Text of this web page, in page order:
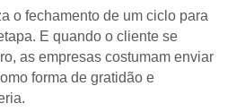
o fechamento de um ciclo para
E quando o cliente se
as empresas costumam enviar
forma de gratidão e